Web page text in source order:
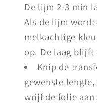
De lijm 2-3 min
Als de lijm wordt
melkachtige
op. De laag blijft
Knip de
gewenste
wrijf de folie aan